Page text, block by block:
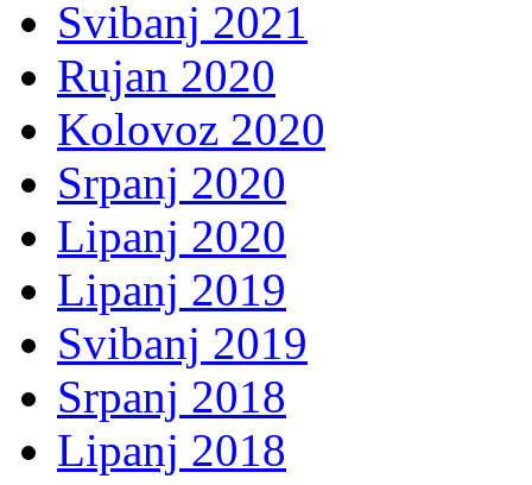
Svibanj 2021
Rujan 2020
Kolovoz 2020
Srpanj 2020
Lipanj 2020
Lipanj 2019
Svibanj 2019
Srpanj 2018
Lipanj 2018